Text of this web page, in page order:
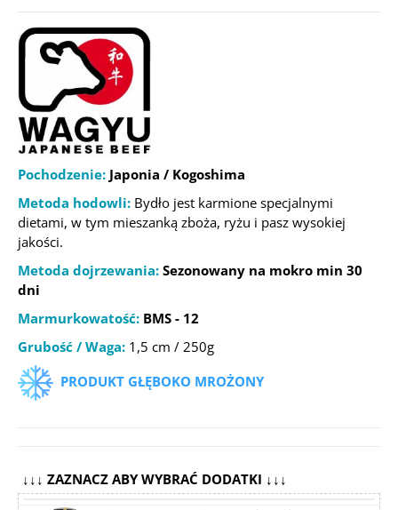
Pochodzenie: Japonia / Kogoshima
Metoda hodowli: Bydło jest karmione specjalnymi
dietami, w tym mieszanką zboża, ryżu i pasz wysokiej
jakości.
Metoda dojrzewania: Sezonowany na mokro min 30
dni
Marmurkowatość: BMS - 12
Grubość / Waga: 1,5 cm / 250g
PRODUKT GŁĘBOKO MROŻONY
↓↓↓ ZAZNACZ ABY WYBRAĆ DODATKI ↓↓↓